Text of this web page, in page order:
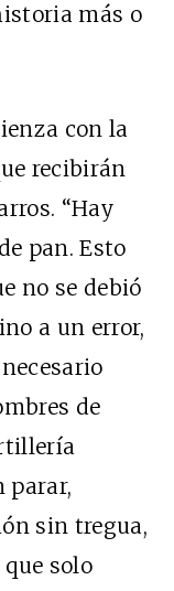
más o
con la
recibirán
“Hay
pan. Esto
no se debió
a un error,
de
parar,
sin tregua,
solo